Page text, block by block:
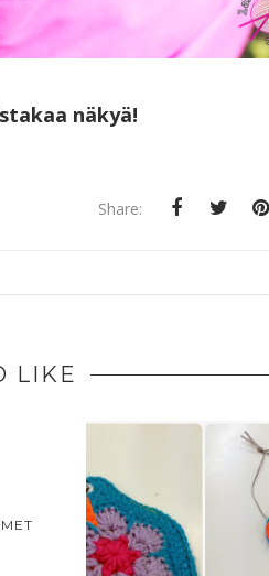
näkyä!
Share:
LIKE